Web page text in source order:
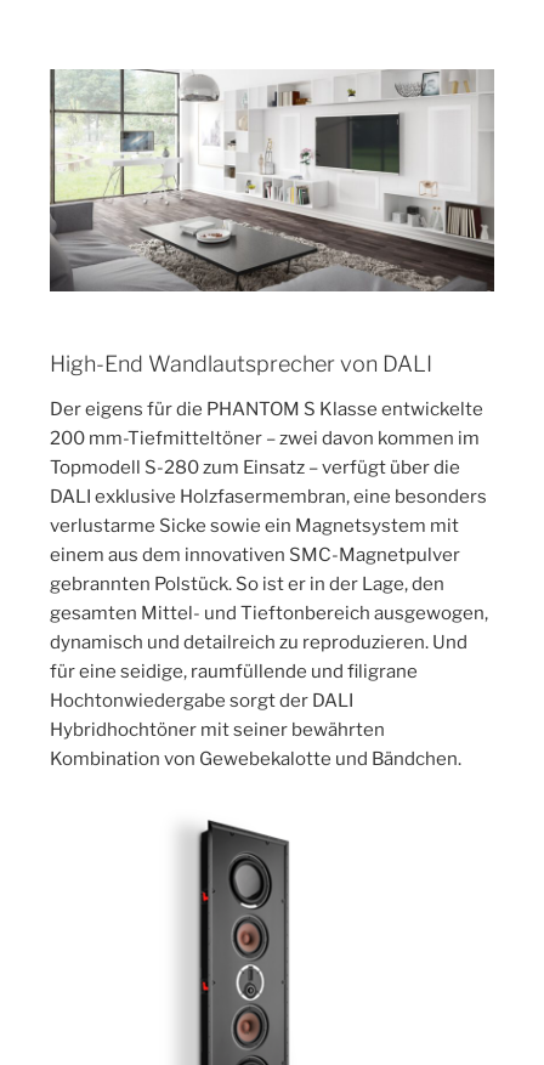
High-End Wandlautsprecher von DALI
Der eigens für die PHANTOM S Klasse entwickelte
200 mm-Tiefmitteltöner – zwei davon kommen im
Topmodell S-280 zum Einsatz – verfügt über die
DALI exklusive Holzfasermembran, eine besonders
verlustarme Sicke sowie ein Magnetsystem mit
einem aus dem innovativen SMC-Magnetpulver
gebrannten Polstück. So ist er in der Lage, den
gesamten Mittel- und Tieftonbereich ausgewogen,
dynamisch und detailreich zu reproduzieren. Und
für eine seidige, raumfüllende und filigrane
Hochtonwiedergabe sorgt der DALI
Hybridhochtöner mit seiner bewährten
Kombination von Gewebekalotte und Bändchen.